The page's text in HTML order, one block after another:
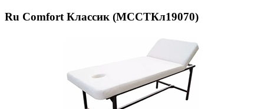
Ru Comfort Классик (МССТКл19070)